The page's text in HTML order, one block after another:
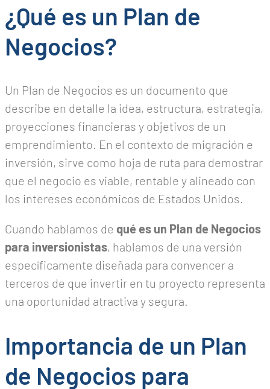
¿Qué es un Plan de
Negocios?
Un Plan de Negocios es un documento que
describe en detalle la idea, estructura, estrategia,
proyecciones financieras y objetivos de un
emprendimiento. En el contexto de migración e
inversión, sirve como hoja de ruta para demostrar
que el negocio es viable, rentable y alineado con
los intereses económicos de Estados Unidos.
Cuando hablamos de qué es un Plan de Negocios
para inversionistas, hablamos de una versión
específicamente diseñada para convencer a
terceros de que invertir en tu proyecto representa
una oportunidad atractiva y segura.
Importancia de un Plan
de Negocios para